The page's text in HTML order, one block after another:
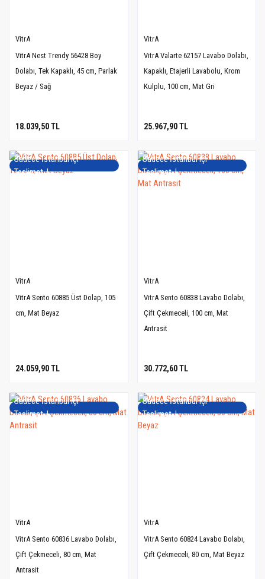
VitrA
VitrA Nest Trendy 56428 Boy
Dolabı, Tek Kapaklı, 45 cm, Parlak
Beyaz / Sağ
18.039,50 TL
VitrA
VitrA Valarte 62157 Lavabo Dolabı,
Kapaklı, Etajerli Lavabolu, Krom
Kulplu, 100 cm, Mat Gri
25.967,90 TL
Sadece İstanbul içi
Teslimat..!
VitrA
VitrA Sento 60885 Üst Dolap, 105
cm, Mat Beyaz
24.059,90 TL
Sadece İstanbul içi
Teslimat..!
VitrA
VitrA Sento 60838 Lavabo Dolabı,
Çift Çekmeceli, 100 cm, Mat
Antrasit
30.772,60 TL
Sadece İstanbul içi
Teslimat..!
VitrA
VitrA Sento 60836 Lavabo Dolabı,
Çift Çekmeceli, 80 cm, Mat
Antrasit
Sadece İstanbul içi
Teslimat..!
VitrA
VitrA Sento 60824 Lavabo Dolabı,
Çift Çekmeceli, 80 cm, Mat Beyaz